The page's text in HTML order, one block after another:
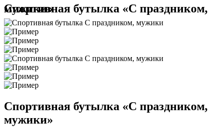
Спортивная бутылка «С праздником, мужики»
Спортивная бутылка «С праздником,
мужики»